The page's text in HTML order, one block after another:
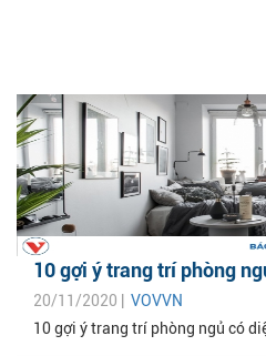
10 gợi ý trang trí phòng
20/11/2020 | VOVVN
10 gợi ý trang trí phòng ngủ có